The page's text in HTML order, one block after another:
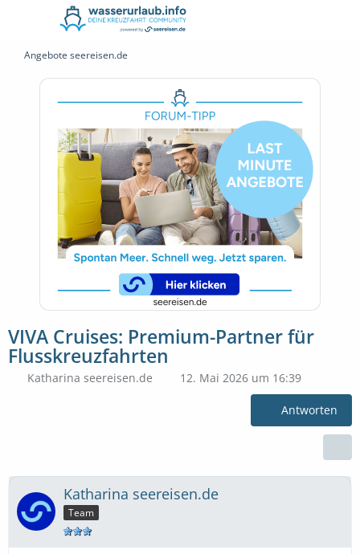
Angebote seereisen.de
VIVA Cruises: Premium-Partner für
Flusskreuzfahrten
Katharina seereisen.de 12. Mai 2026 um 16:39
Antworten
Katharina seereisen.de
Team